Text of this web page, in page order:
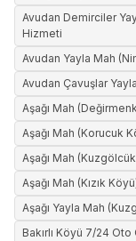
Avudan Demirciler
Hizmeti
Avudan Yayla Mah
Avudan Çavuşlar
Aşağı Mah
Aşağı Mah (Korucuk
Aşağı Mah
Aşağı Mah (Kızık
Aşağı Yayla Mah
Bakırlı Köyü 7/24